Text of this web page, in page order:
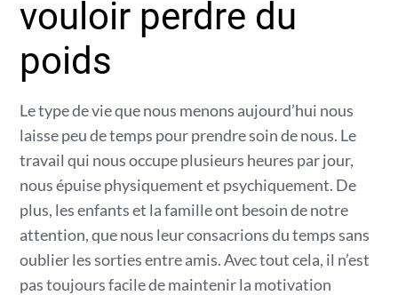
vouloir perdre du
poids
Le type de vie que nous menons aujourd’hui nous
laisse peu de temps pour prendre soin de nous. Le
travail qui nous occupe plusieurs heures par jour,
nous épuise physiquement et psychiquement. De
plus, les enfants et la famille ont besoin de notre
attention, que nous leur consacrions du temps sans
oublier les sorties entre amis. Avec tout cela, il n’est
pas toujours facile de maintenir la motivation